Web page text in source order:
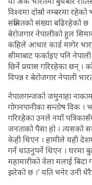
विश्वमा दोस्रो नम्बरमा
संक्रमितको संख्या बढिरहेको छ
बेरोजगार नेपालीको हुल
कहिले आधार कार्ड मागेर
सीमाबाट फर्काइए पनि
छिर्ने प्रयास गरिरहेका छन् ।
विपन्न र बेरोजगार नेपाली
नेपालगन्जको जमुनाहा
गोगनपानीका सन्तोष विक ।
गरिरहेका उनले नयाँ
जनताको पैसा हो । त्यसको
केही थिएन । हामीले यही
गर्न धाउनुपर्ने थिएन । घरमा
महामारीको वेला मलाई
झरेको छ ।’ यति भनेर उनी